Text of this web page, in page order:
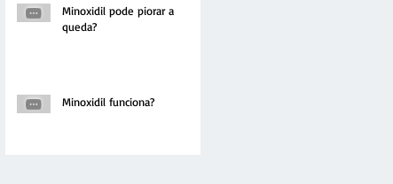
Minoxidil pode piorar a
queda?
Minoxidil funciona?